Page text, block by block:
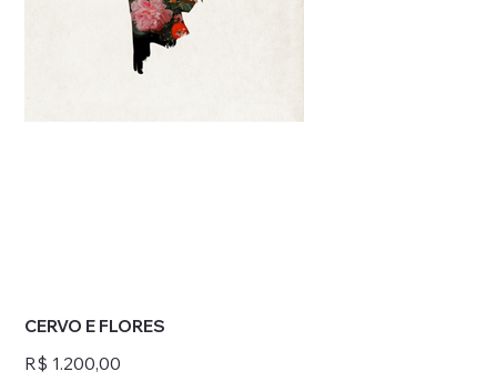
CERVO E FLORES
Preço
R$ 1.200,00